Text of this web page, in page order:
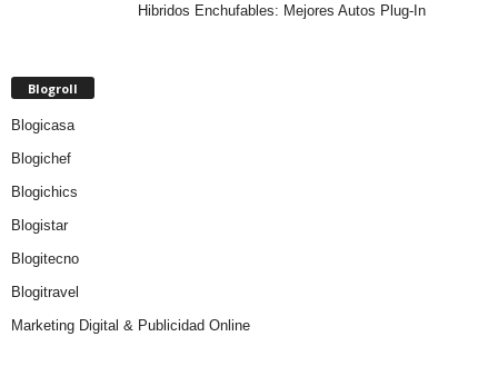
Hibridos Enchufables: Mejores Autos Plug-In
Blogroll
Blogicasa
Blogichef
Blogichics
Blogistar
Blogitecno
Blogitravel
Marketing Digital & Publicidad Online